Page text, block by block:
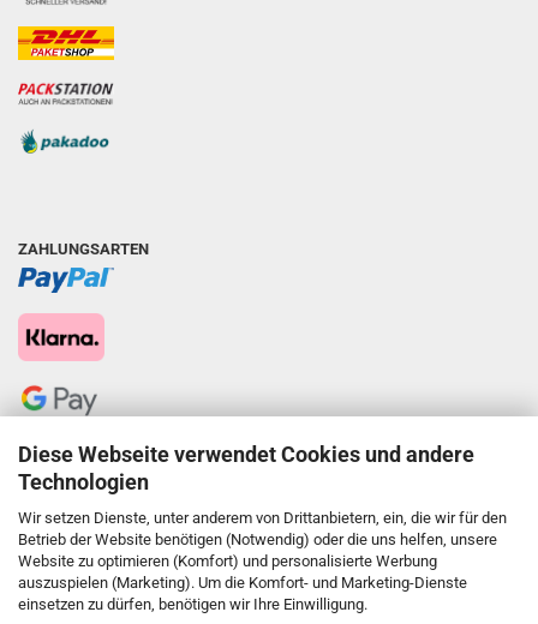
Diese Webseite verwendet Cookies und andere
Technologien
Wir setzen Dienste, unter anderem von Drittanbietern, ein, die wir für den
Betrieb der Website benötigen (Notwendig) oder die uns helfen, unsere
Website zu optimieren (Komfort) und personalisierte Werbung
auszuspielen (Marketing). Um die Komfort- und Marketing-Dienste
einsetzen zu dürfen, benötigen wir Ihre Einwilligung.
ZAHLUNGSARTEN